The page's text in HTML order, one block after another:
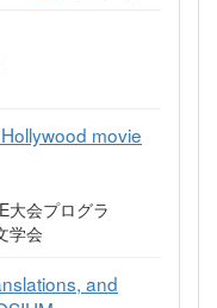
movie
大会プログラ
学会
and